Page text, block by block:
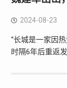
2024-08-23
“长城是一家因
时隔6年后重返